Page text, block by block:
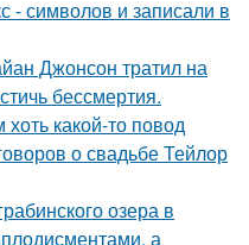
- символов и записали в
Джонсон тратил на
бессмертия.
какой-то повод
о свадьбе Тейлор
озера в
а